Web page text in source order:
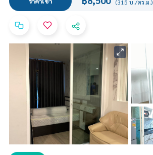
(315 บ./ตร.ม.)